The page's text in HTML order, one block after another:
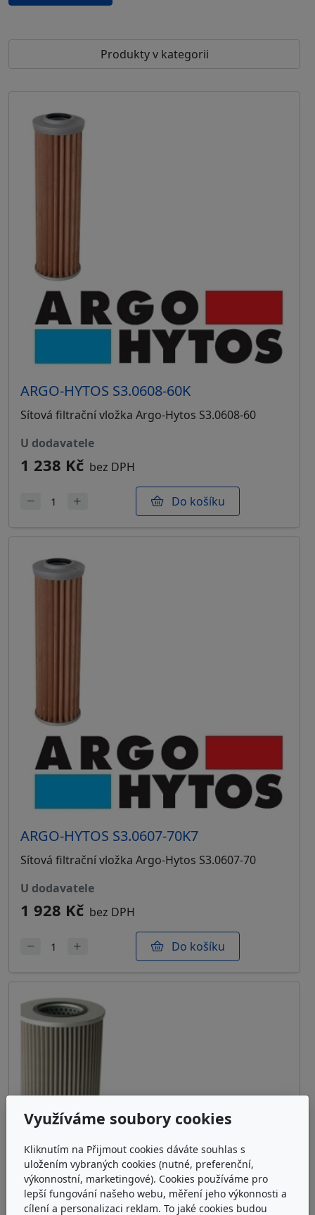
Produkty v kategorii
ARGO-HYTOS S3.0608-60K
Sítová filtrační vložka Argo-Hytos S3.0608-60
u dodavatele
1 238 Kč bez DPH
Do košíku
ARGO-HYTOS S3.0607-70K7
Sítová filtrační vložka Argo-Hytos S3.0607-70
u dodavatele
1 928 Kč bez DPH
Do košíku
Využíváme soubory cookies
Kliknutím na Přijmout cookies dáváte souhlas s
uložením vybraných cookies (nutné, preferenční,
výkonnostní, marketingové). Cookies používáme pro
lepší fungování našeho webu, měření jeho výkonnosti a
cílení a personalizaci reklam. To jaké cookies budou